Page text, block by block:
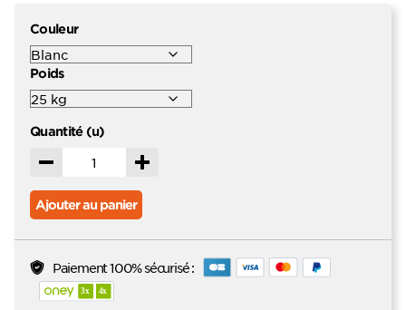
Couleur
Poids
Quantité (u)
Décrémenter Incrémenter
Ajouter au panier
Paiement 100% sécurisé :